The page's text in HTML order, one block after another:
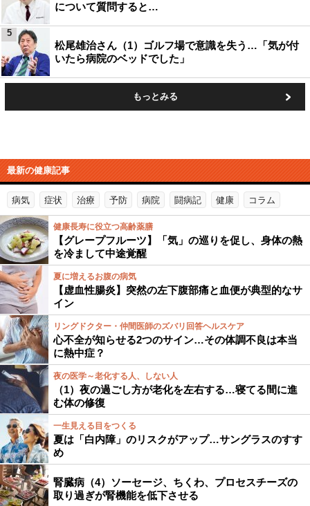
について質問すると…
松尾雄治さん（1）ゴルフ場で意識を失う…「気が付
いたら病院のベッドでした」
5
もっとみる
最新の健康記事
病気 症状 治療 予防 病院 闘病記 健康 コラム
健康長寿に役立つ高齢薬膳
【グレープフルーツ】「気」の巡りを促し、身体の熱
を冷まして中途覚醒
夏に増えるお腹の病気
【虚血性腸炎】突然の左下腹部痛と血便が典型的なサ
イン
リングドクター・仲間医師のズバリ回答ヘルスケア
心不全が知らせる2つのサイン…その体調不良は本当
に熱中症？
夜の医学～老化する人、しない人
（1）夜の過ごし方が老化を左右する…寝てる間に進
む体の修復
一生見える目をつくる
夏は「白内障」のリスクがアップ…サングラスのすす
め
腎臓病（4）ソーセージ、ちくわ、プロセスチーズの
取り過ぎが腎機能を低下させる